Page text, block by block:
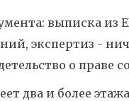
выписка из
экспертиз -
о праве
два и более